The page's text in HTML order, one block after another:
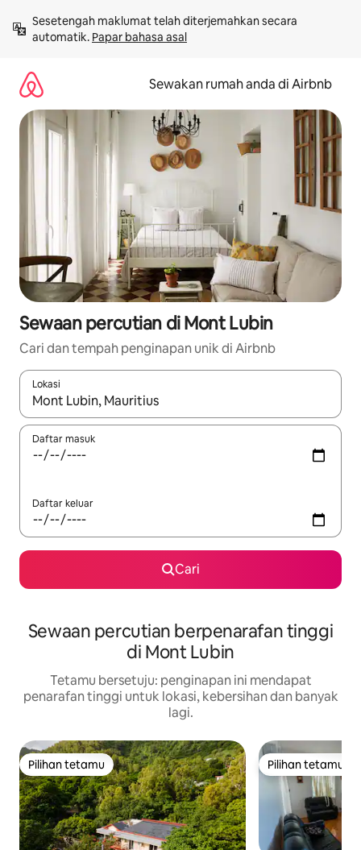
kandungan
Sesetengah maklumat telah diterjemahkan secara
automatik. Papar bahasa asal
Sewakan rumah anda di Airbnb
Sewaan percutian di Mont Lubin
Cari dan tempah penginapan unik di Airbnb
Lokasi
Apabila hasil tersedia, navigasi dengan kekunci anak panah
Daftar masuk
Daftar keluar
Cari
Sewaan percutian berpenarafan tinggi
di Mont Lubin
Tetamu bersetuju: penginapan ini mendapat
penarafan tinggi untuk lokasi, kebersihan dan banyak
lagi.
Pilihan tetamu
Pilihan tetamu Pilihan tetamu
Pilihan tetamu